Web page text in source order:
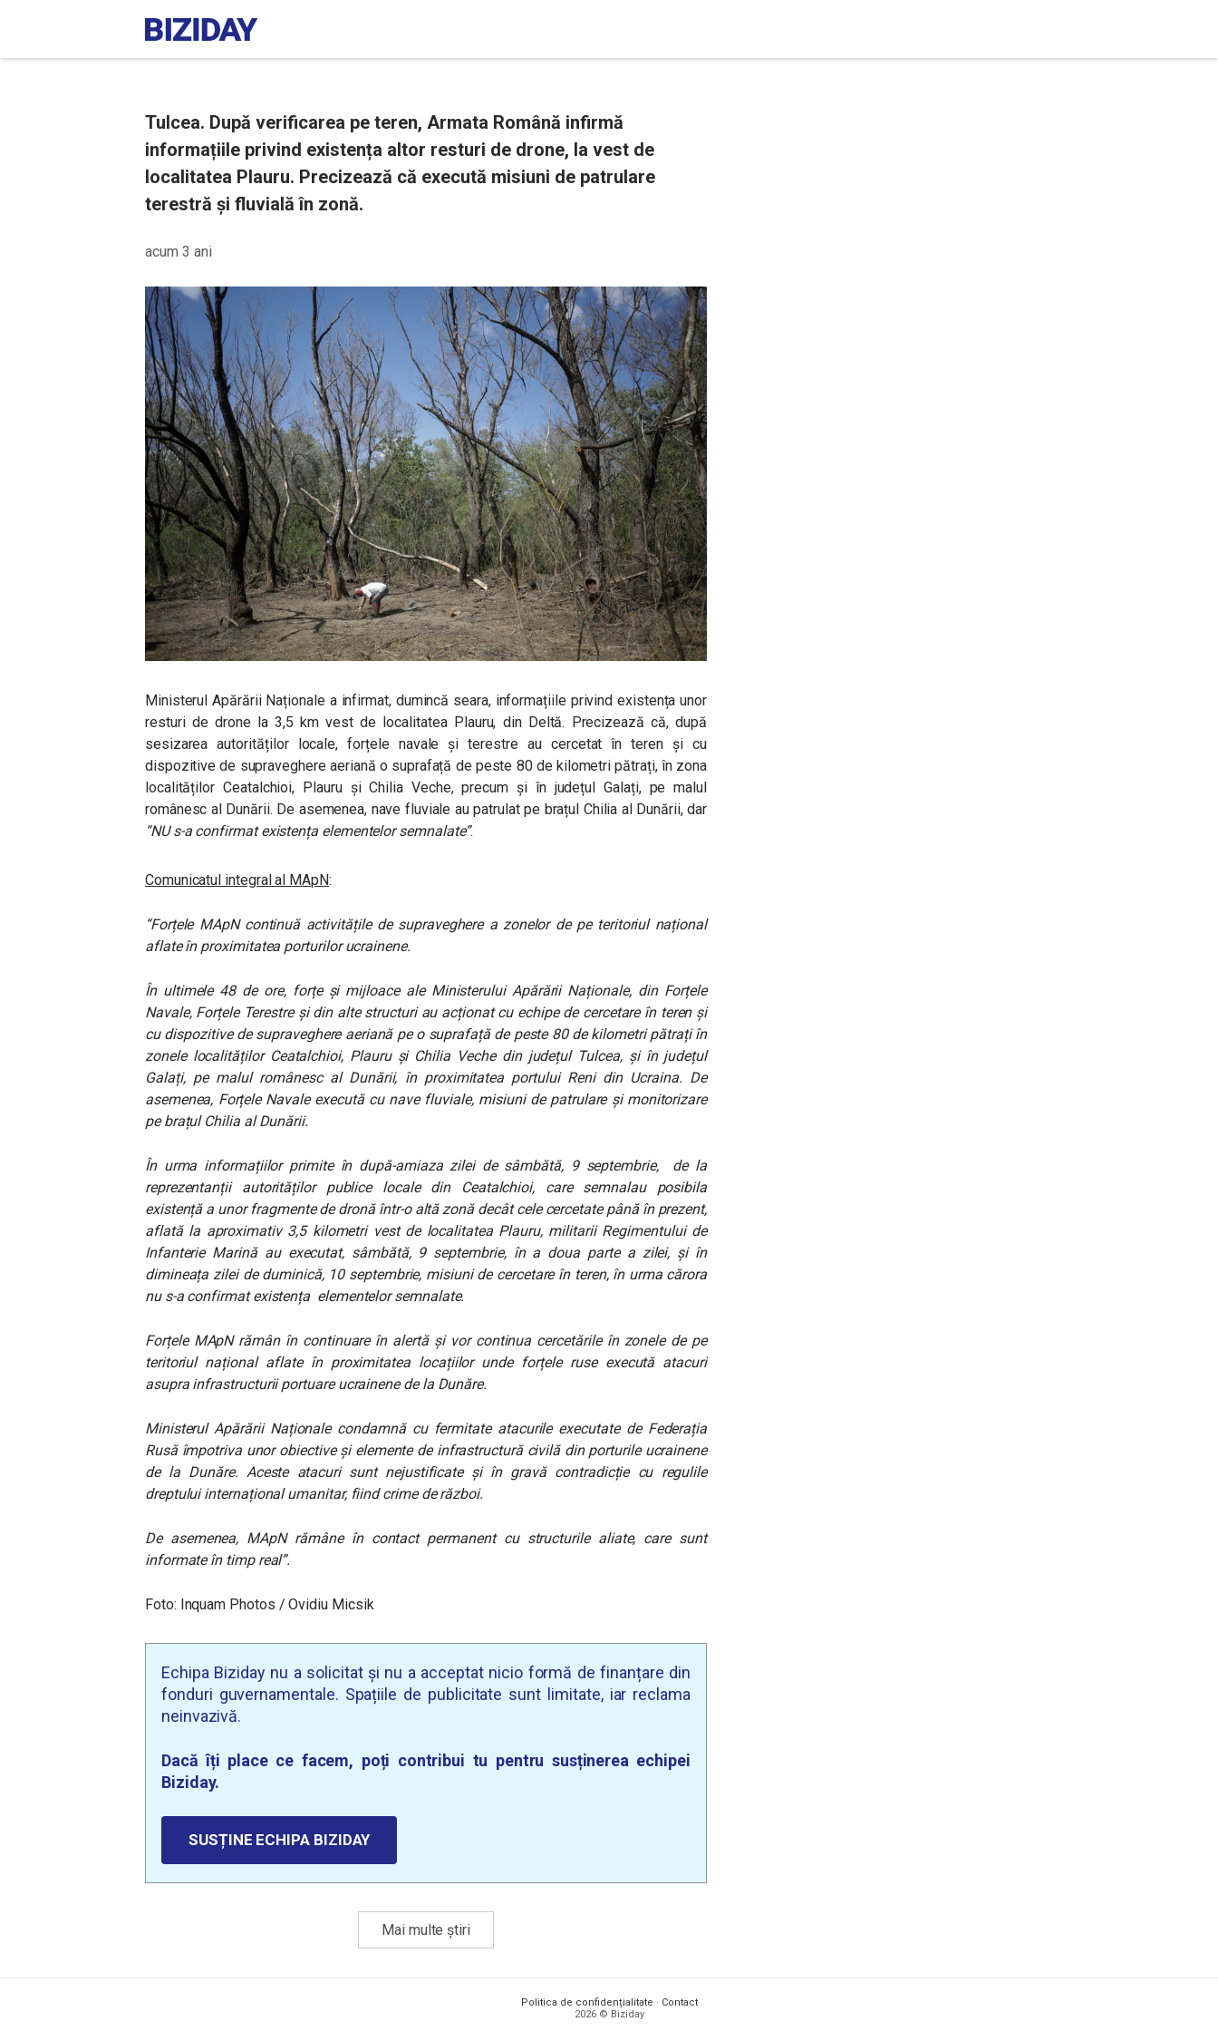
Tulcea. După verificarea pe teren, Armata Română infirmă
informațiile privind existența altor resturi de drone, la vest de
localitatea Plauru. Precizează că execută misiuni de patrulare
terestră și fluvială în zonă.
acum 3 ani
Ministerul Apărării Naționale a infirmat, dumincă seara, informațiile privind existența unor
resturi de drone la 3,5 km vest de localitatea Plauru, din Deltă. Precizează că, după
sesizarea autorităților locale, forțele navale și terestre au cercetat în teren și cu
dispozitive de supraveghere aeriană o suprafață de peste 80 de kilometri pătrați, în zona
localităților Ceatalchioi, Plauru și Chilia Veche, precum și în județul Galați, pe malul
românesc al Dunării. De asemenea, nave fluviale au patrulat pe brațul Chilia al Dunării, dar
“NU s-a confirmat existența elementelor semnalate”.
Comunicatul integral al MApN:
“Forțele MApN continuă activitățile de supraveghere a zonelor de pe teritoriul național
aflate în proximitatea porturilor ucrainene.
În ultimele 48 de ore, forțe și mijloace ale Ministerului Apărării Naționale, din Forțele
Navale, Forțele Terestre și din alte structuri au acționat cu echipe de cercetare în teren și
cu dispozitive de supraveghere aeriană pe o suprafață de peste 80 de kilometri pătrați în
zonele localităților Ceatalchioi, Plauru și Chilia Veche din județul Tulcea, și în județul
Galați, pe malul românesc al Dunării, în proximitatea portului Reni din Ucraina. De
asemenea, Forțele Navale execută cu nave fluviale, misiuni de patrulare și monitorizare
pe brațul Chilia al Dunării.
În urma informațiilor primite în după-amiaza zilei de sâmbătă, 9 septembrie, de la
reprezentanții autorităților publice locale din Ceatalchioi, care semnalau posibila
existență a unor fragmente de dronă într-o altă zonă decât cele cercetate până în prezent,
aflată la aproximativ 3,5 kilometri vest de localitatea Plauru, militarii Regimentului de
Infanterie Marină au executat, sâmbătă, 9 septembrie, în a doua parte a zilei, și în
dimineața zilei de duminică, 10 septembrie, misiuni de cercetare în teren, în urma cărora
nu s-a confirmat existența elementelor semnalate.
Forțele MApN rămân în continuare în alertă și vor continua cercetările în zonele de pe
teritoriul național aflate în proximitatea locațiilor unde forțele ruse execută atacuri
asupra infrastructurii portuare ucrainene de la Dunăre.
Ministerul Apărării Naționale condamnă cu fermitate atacurile executate de Federația
Rusă împotriva unor obiective și elemente de infrastructură civilă din porturile ucrainene
de la Dunăre. Aceste atacuri sunt nejustificate și în gravă contradicție cu regulile
dreptului internațional umanitar, fiind crime de război.
De asemenea, MApN rămâne în contact permanent cu structurile aliate, care sunt
informate în timp real”.
Foto: Inquam Photos / Ovidiu Micsik
Echipa Biziday nu a solicitat și nu a acceptat nicio formă de finanțare din
fonduri guvernamentale. Spațiile de publicitate sunt limitate, iar reclama
neinvazivă.
Dacă îți place ce facem, poți contribui tu pentru susținerea echipei
Biziday.
SUSȚINE ECHIPA BIZIDAY
Mai multe știri
Politica de confidențialitate · Contact
2026 © Biziday